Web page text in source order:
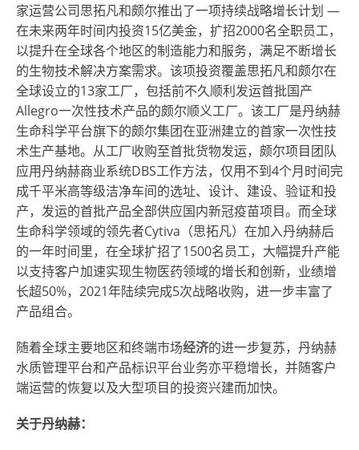
家运营公司思拓凡和颇尔推出了一项持续战略增长计划 —
在未来两年时间内投资15亿美金，扩招2000名全职员工，
以提升在全球各个地区的制造能力和服务，满足不断增长
的生物技术解决方案需求。该项投资覆盖思拓凡和颇尔在
全球设立的13家工厂，包括前不久顺利发运首批国产
Allegro一次性技术产品的颇尔顺义工厂。该工厂是丹纳赫
生命科学平台旗下的颇尔集团在亚洲建立的首家一次性技
术生产基地。从工厂收购至首批货物发运，颇尔项目团队
应用丹纳赫商业系统DBS工作方法，仅用不到4个月时间完
成千平米高等级洁净车间的选址、设计、建设、验证和投
产，发运的首批产品全部供应国内新冠疫苗项目。而全球
生命科学领域的领先者Cytiva（思拓凡）在加入丹纳赫后
的一年时间里，在全球扩招了1500名员工，大幅提升产能
以支持客户加速实现生物医药领域的增长和创新，业绩增
长超50%，2021年陆续完成5次战略收购，进一步丰富了
产品组合。
随着全球主要地区和终端市场经济的进一步复苏，丹纳赫
水质管理平台和产品标识平台业务亦平稳增长，并随客户
端运营的恢复以及大型项目的投资兴建而加快。
关于丹纳赫：